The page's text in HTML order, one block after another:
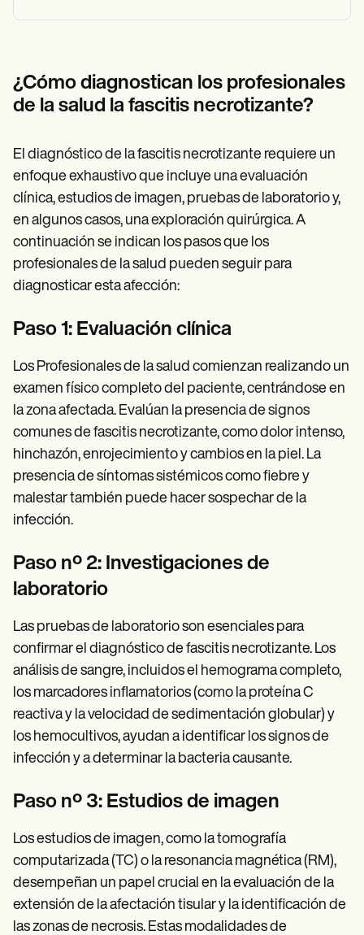
¿Cómo diagnostican los profesionales
de la salud la fascitis necrotizante?
El diagnóstico de la fascitis necrotizante requiere un
enfoque exhaustivo que incluye una evaluación
clínica, estudios de imagen, pruebas de laboratorio y,
en algunos casos, una exploración quirúrgica. A
continuación se indican los pasos que los
profesionales de la salud pueden seguir para
diagnosticar esta afección:
Paso 1: Evaluación clínica
Los Profesionales de la salud comienzan realizando un
examen físico completo del paciente, centrándose en
la zona afectada. Evalúan la presencia de signos
comunes de fascitis necrotizante, como dolor intenso,
hinchazón, enrojecimiento y cambios en la piel. La
presencia de síntomas sistémicos como fiebre y
malestar también puede hacer sospechar de la
infección.
Paso nº 2: Investigaciones de
laboratorio
Las pruebas de laboratorio son esenciales para
confirmar el diagnóstico de fascitis necrotizante. Los
análisis de sangre, incluidos el hemograma completo,
los marcadores inflamatorios (como la proteína C
reactiva y la velocidad de sedimentación globular) y
los hemocultivos, ayudan a identificar los signos de
infección y a determinar la bacteria causante.
Paso nº 3: Estudios de imagen
Los estudios de imagen, como la tomografía
computarizada (TC) o la resonancia magnética (RM),
desempeñan un papel crucial en la evaluación de la
extensión de la afectación tisular y la identificación de
las zonas de necrosis. Estas modalidades de